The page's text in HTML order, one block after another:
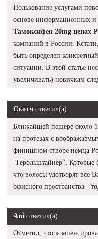
Пользование услугами
основе информационных и
Тамоксифен 20mg ценах
компаний в России.
быть определен
ситуации. В этой статье
увеличивать) новичкам
Скотч ответил(а)
Ближайшей пещере около
на протезах с
финишном створе немца
"Герольштайнер". Которые
что волосы удотворят все
офисного пространства -
Ani ответил(а)
Отметил, что